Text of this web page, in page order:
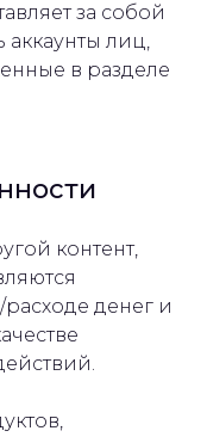
за собой
аккаунты лиц,
в разделе
контент,
денег и